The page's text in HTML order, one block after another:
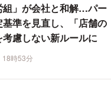
組」が会社と和解…パー
基準を見直し、「店舗の
慮しない新ルールに
時53分